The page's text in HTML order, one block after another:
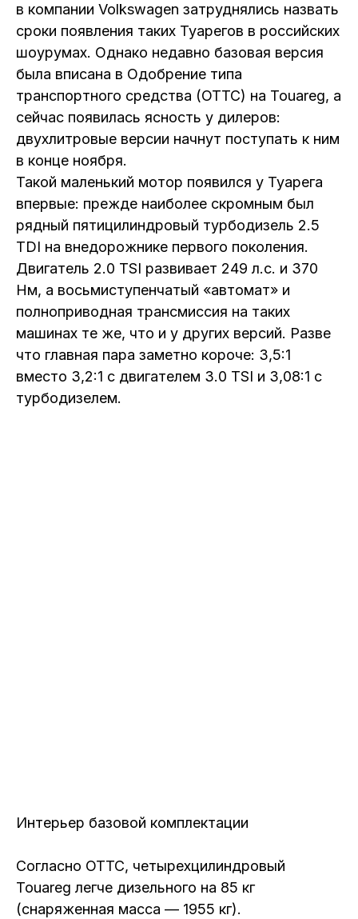
в компании Volkswagen затруднялись назвать
сроки появления таких Туарегов в российских
шоурумах. Однако недавно базовая версия
была вписана в Одобрение типа
транспортного средства (ОТТС) на Touareg, а
сейчас появилась ясность у дилеров:
двухлитровые версии начнут поступать к ним
в конце ноября.
Такой маленький мотор появился у Туарега
впервые: прежде наиболее скромным был
рядный пятицилиндровый турбодизель 2.5
TDI на внедорожнике первого поколения.
Двигатель 2.0 TSI развивает 249 л.с. и 370
Нм, а восьмиступенчатый «автомат» и
полноприводная трансмиссия на таких
машинах те же, что и у других версий. Разве
что главная пара заметно короче: 3,5:1
вместо 3,2:1 с двигателем 3.0 TSI и 3,08:1 с
турбодизелем.
Интерьер базовой комплектации
Согласно ОТТС, четырехцилиндровый
Touareg легче дизельного на 85 кг
(снаряженная масса — 1955 кг).